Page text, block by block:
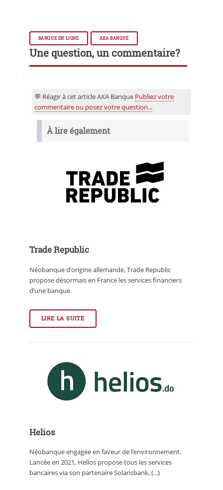
BANQUE EN LIGNE AXA BANQUE
Une question, un commentaire?
💬 Réagir à cet article AXA Banque Publiez votre
commentaire ou posez votre question...
À lire également
Trade Republic
Néobanque d’origine allemande, Trade Republic
propose désormais en France les services financiers
d’une banque.
LIRE LA SUITE
Helios
Néobanque engagée en faveur de l’environnement.
Lancée en 2021, Helios propose tous les services
bancaires via son partenaire Solarisbank, (...)